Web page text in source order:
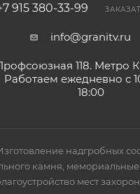
915 380-33-99
info@granitv.ru
118. Метро
Работаем ежедневно с
18:00
надгробных
камня,
мест